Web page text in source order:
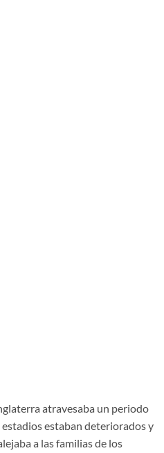
atravesaba un periodo
estaban deteriorados y
a las familias de los